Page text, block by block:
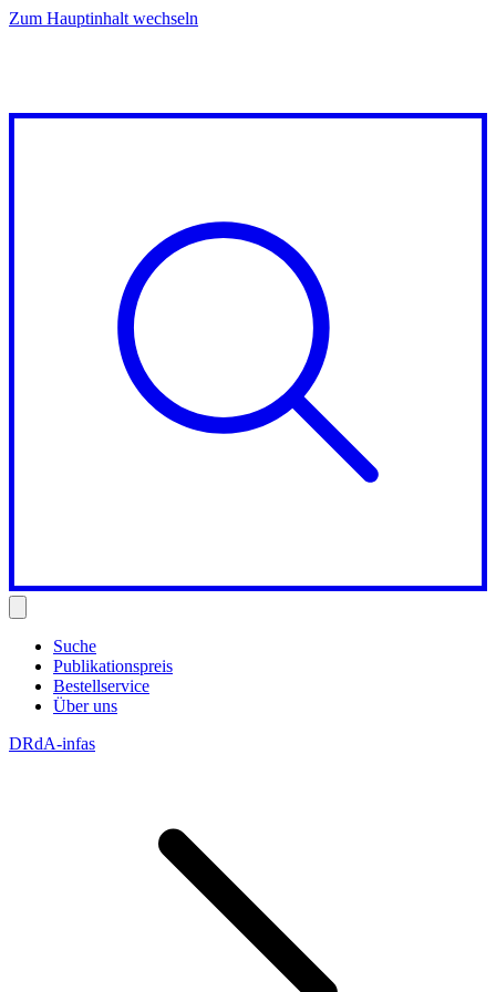
Zum Hauptinhalt wechseln
Suche
Publikationspreis
Bestellservice
Über uns
DRdA-infas